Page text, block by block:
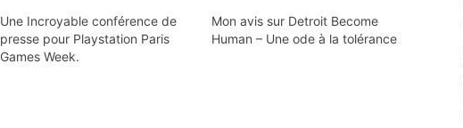
Une Incroyable conférence de
presse pour Playstation Paris
Games Week.
Mon avis sur Detroit Become
Human – Une ode à la tolérance